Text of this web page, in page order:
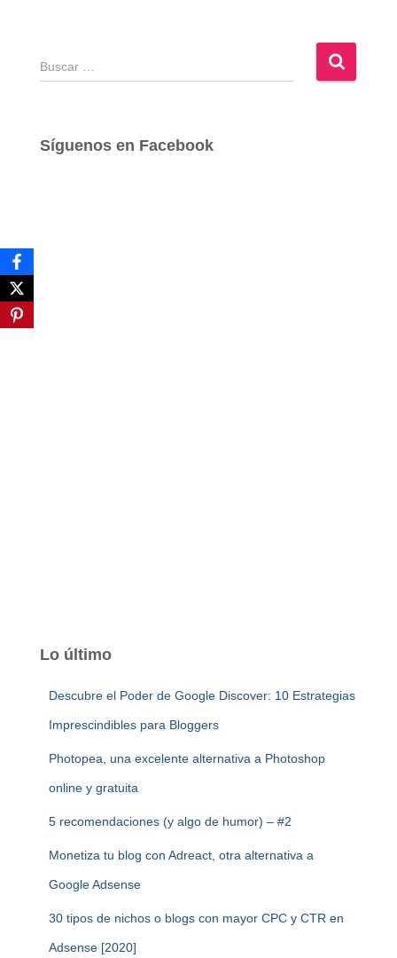
B
u
a
Síguenos en Facebook
Lo último
Descubre el Poder de Google Discover: 10 Estrategias
Imprescindibles para Bloggers
Photopea, una excelente alternativa a Photoshop
online y gratuita
5 recomendaciones (y algo de humor) – #2
Monetiza tu blog con Adreact, otra alternativa a
Google Adsense
30 tipos de nichos o blogs con mayor CPC y CTR en
Adsense [2020]